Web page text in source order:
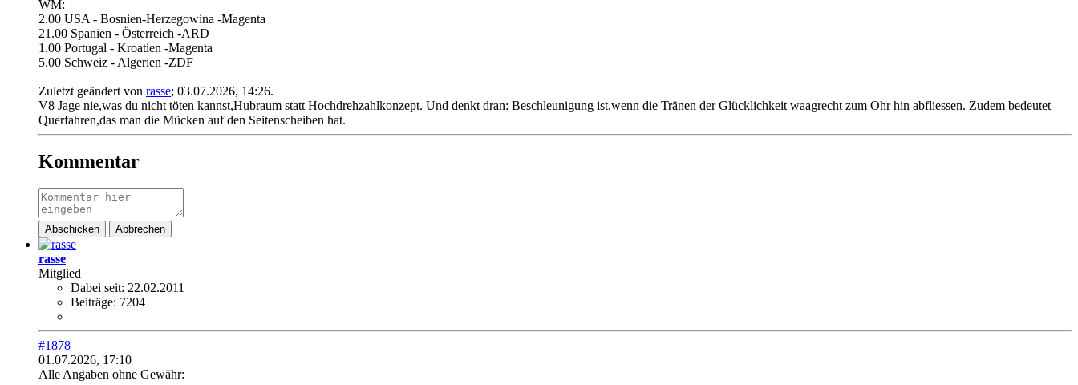
WM:
2.00 USA - Bosnien-Herzegowina -Magenta
21.00 Spanien - Österreich -ARD
1.00 Portugal - Kroatien -Magenta
5.00 Schweiz - Algerien -ZDF
Zuletzt geändert von rasse; 03.07.2026, 14:26.
V8 Jage nie,was du nicht töten kannst,Hubraum statt Hochdrehzahlkonzept. Und denkt dran: Beschleunigung ist,wenn die Tränen der Glücklichkeit waagrecht zum Ohr hin abfliessen. Zudem bedeutet
Querfahren,das man die Mücken auf den Seitenscheiben hat.
Kommentar
Abschicken Abbrechen
rasse
Mitglied
Dabei seit: 22.02.2011
Beiträge: 7204
#1878
01.07.2026, 17:10
Alle Angaben ohne Gewähr: